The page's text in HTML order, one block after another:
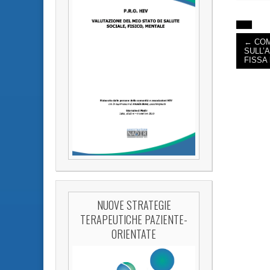
NUOVE STRATEGIE
TERAPEUTICHE PAZIENTE-
ORIENTATE
←
FISSA